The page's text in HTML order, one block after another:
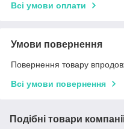
Всі умови оплати
Умови повернення
Повернення товару
Всі умови повернення
Подібні товари